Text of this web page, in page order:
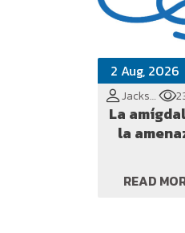
2 Aug, 2026
Jackson Cionek
La
la
READ